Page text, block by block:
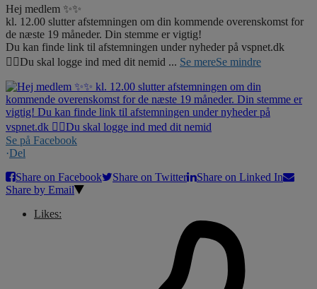
Hej medlem ✨✨
kl. 12.00 slutter afstemningen om din kommende overenskomst for
de næste 19 måneder. Din stemme er vigtig!
Du kan finde link til afstemningen under nyheder på vspnet.dk
☝🏼Du skal logge ind med dit nemid ... Se mereSe mindre
Se på Facebook
·Del
Share on Facebook
Share on Twitter
Share on Linked In
Share by Email
Likes: